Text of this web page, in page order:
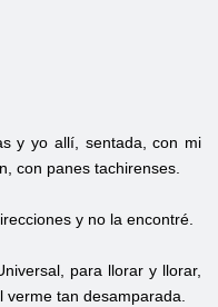
y yo allí, sentada, con mi
con panes tachirenses.
y no la encontré.
para llorar y llorar,
tan desamparada.